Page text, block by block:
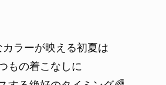
ラーが映える初夏は
もの着こなしに